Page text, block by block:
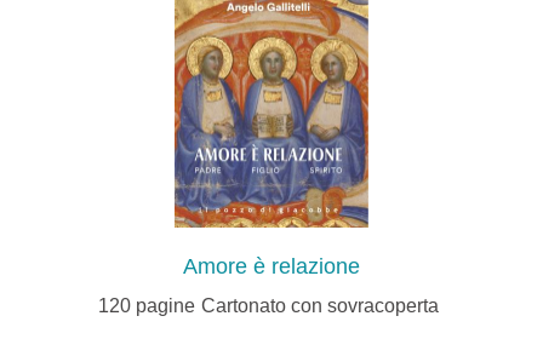
Amore è relazione
120 pagine Cartonato con sovracoperta